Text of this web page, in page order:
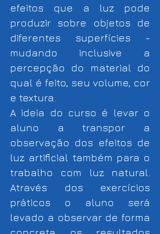
efeitos que a luz pode
produzir sobre objetos de
diferentes superfícies -
mudando inclusive a
percepção do material do
qual é feito, seu volume, cor
e textura.
A ideia do curso é levar o
aluno a transpor a
observação dos efeitos de
luz artificial também para o
trabalho com luz natural.
Através dos exercícios
práticos o aluno será
levado a observar de forma